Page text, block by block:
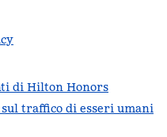
di Hilton Honors
traffico di esseri umani